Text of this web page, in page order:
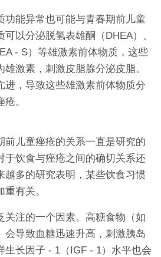
功能异常也可能与青春期前儿童
以分泌脱氢表雄酮（DHEA）、
- S）等雄激素前体物质，这些
激素，刺激皮脂腺分泌皮脂。
进，导致这些雄激素前体物质分
。
前儿童痤疮的关系一直是研究的
于饮食与痤疮之间的确切关系还
越多的研究表明，某些饮食习惯
有关。
关注的一个因素。高糖食物（如
会导致血糖迅速升高，刺激胰岛
生长因子 - 1（IGF - 1）水平也会